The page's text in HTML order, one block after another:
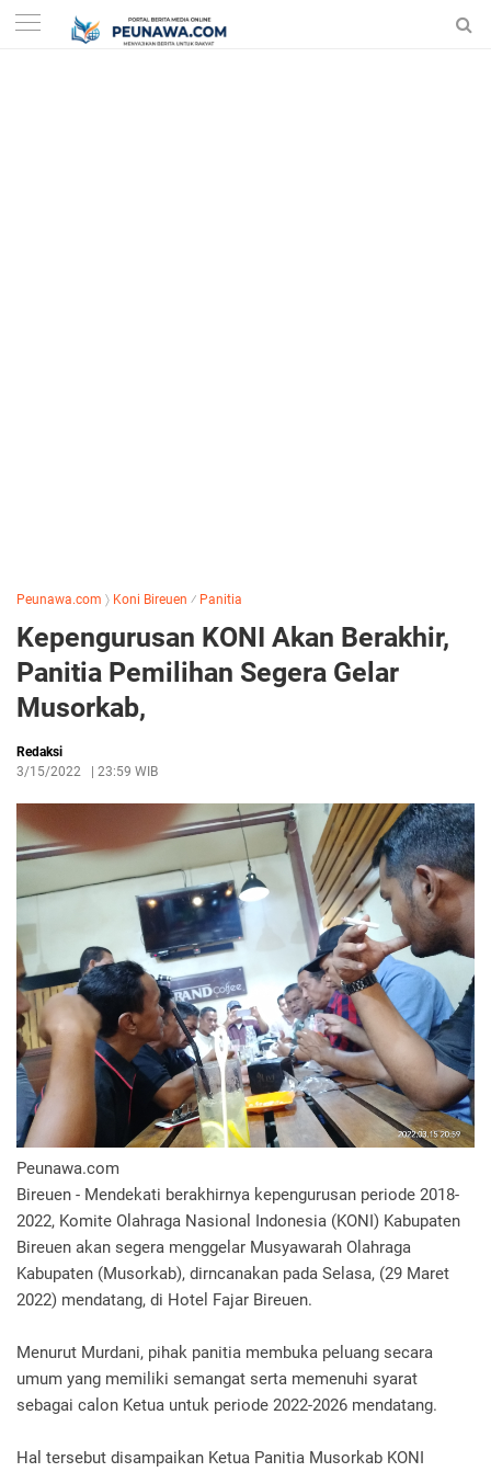
Peunawa.com 〉 Koni Bireuen ⁄ Panitia
Kepengurusan KONI Akan Berakhir,
Panitia Pemilihan Segera Gelar
Musorkab,
Redaksi
3/15/2022
23:59 WIB
Peunawa.com
Bireuen - Mendekati berakhirnya kepengurusan periode 2018-
2022, Komite Olahraga Nasional Indonesia (KONI) Kabupaten
Bireuen akan segera menggelar Musyawarah Olahraga
Kabupaten (Musorkab), dirncanakan pada Selasa, (29 Maret
2022) mendatang, di Hotel Fajar Bireuen.
Menurut Murdani, pihak panitia membuka peluang secara
umum yang memiliki semangat serta memenuhi syarat
sebagai calon Ketua untuk periode 2022-2026 mendatang.
Hal tersebut disampaikan Ketua Panitia Musorkab KONI